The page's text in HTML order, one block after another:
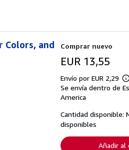
Colors, and
Comprar nuevo
EUR 13,55
Envío por EUR 2,29
Se envía dentro de
America
Cantidad disponible:
disponibles
Añadir al